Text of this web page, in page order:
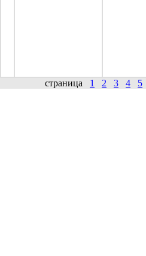
страница 1 2 3 4 5